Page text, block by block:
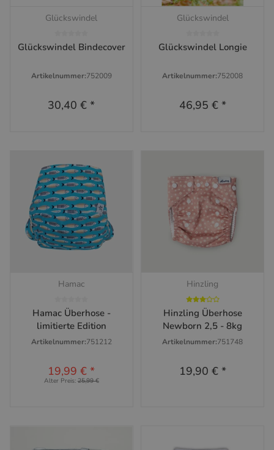
Glückswindel
Glückswindel Bindecover
Artikelnummer:752009
30,40 €*
Glückswindel
Glückswindel Longie
Artikelnummer:752008
46,95 € *
Hamac
Hamac Überhose -
limitierte Edition
Artikelnummer:751212
19,99 €*
Alter Preis: 25,99 €
Hinzling
Hinzling Überhose
Newborn 2,5 - 8kg
Artikelnummer:751748
19,90 € *